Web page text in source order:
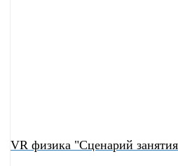
VR физика "Сценарий